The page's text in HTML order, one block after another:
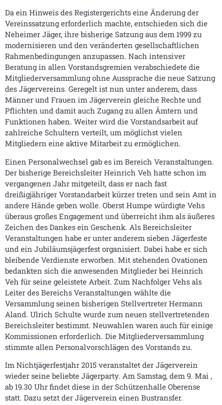
Da ein Hinweis des Registergerichts eine Änderung der
Vereinssatzung erforderlich machte, entschieden sich die
Neheimer Jäger, ihre bisherige Satzung aus dem 1999 zu
modernisieren und den veränderten gesellschaftlichen
Rahmenbedingungen anzupassen. Nach intensiver
Beratung in allen Vorstandsgremien verabschiedete die
Mitgliederversammlung ohne Aussprache die neue Satzung
des Jägervereins. Geregelt ist nun unter anderem, dass
Männer und Frauen im Jägerverein gleiche Rechte und
Pflichten und damit auch Zugang zu allen Ämtern und
Funktionen haben. Weiter wird die Vorstandsarbeit auf
zahlreiche Schultern verteilt, um möglichst vielen
Mitgliedern eine aktive Mitarbeit zu ermöglichen.
Einen Personalwechsel gab es im Bereich Veranstaltungen.
Der bisherige Bereichsleiter Heinrich Veh hatte schon im
vergangenen Jahr mitgeteilt, dass er nach fast
dreißigjähriger Vorstandarbeit kürzer treten und sein Amt in
andere Hände geben wolle. Oberst Humpe würdigte Vehs
überaus großes Engagement und überreicht ihm als äußeres
Zeichen des Dankes ein Geschenk. Als Bereichsleiter
Veranstaltungen habe er unter anderem sieben Jägerfeste
und ein Jubi­läumsjägerfest organisiert. Dabei habe er sich
bleibende Verdienste erworben. Mit stehenden Ovationen
bedankten sich die anwesenden Mitglieder bei Heinrich
Veh für seine geleistete Arbeit. Zum Nachfolger Vehs als
Leiter des Bereichs Veranstaltungen wählte die
Versammlung seinen bisherigen Stellvertreter Hermann
Aland. Ulrich Schulte wurde zum neuen stellvertretenden
Bereichsleiter bestimmt. Neuwahlen waren auch für einige
Kommissionen erforderlich. Die Mitgliederversammlung
stimmte allen Personalvorschlägen des Vorstands zu.
Im Nichtjägerfestjahr 2015 veranstaltet der Jägerverein
wieder seine beliebte Jägerparty. Am Samstag, dem 9. Mai ,
ab 19.30 Uhr findet diese in der Schützenhalle Oberense
statt. Dazu setzt der Jägerverein einen Bustransfer.